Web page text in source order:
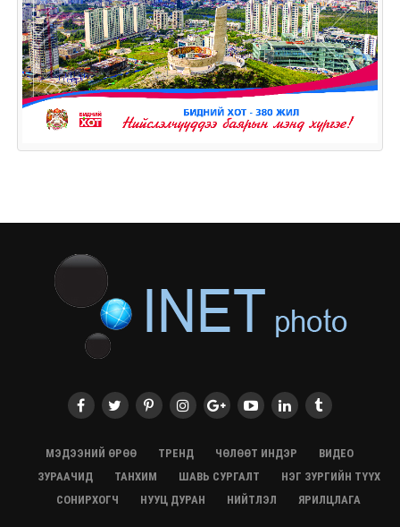
МЭДЭЭНИЙ ӨРӨӨ ТРЕНД ЧӨЛӨӨТ ИНДЭР
ВИДЕО
ЗУРААЧИД
ТАНХИМ ШАВЬ СУРГАЛТ
НЭГ ЗУРГИЙН ТҮҮХ
СОНИРХОГЧ
НУУЦ ДУРАН НИЙТЛЭЛ ЯРИЛЦЛАГА